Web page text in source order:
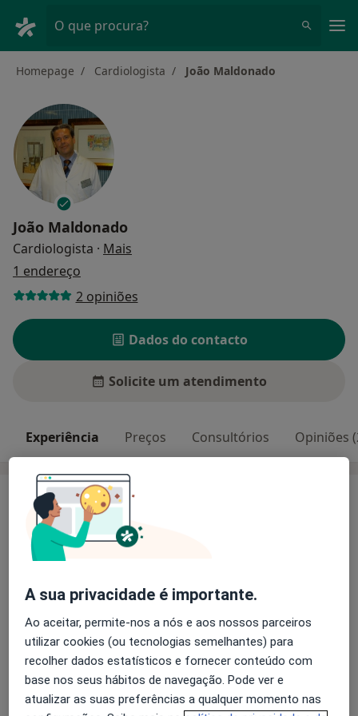
O que procura?
Homepage Cardiologista João Maldonado
João Maldonado
Cardiologista · Mais
1 endereço
2 opiniões
Dados do contacto
Solicite um atendimento
Experiência Preços Consultórios Opiniões
Experiência
Em 1984, Licenciou-se em Medicina, na Faculdade de
Medicina da Universidade de Coimbra.
Em 1993 foi-lhe atribuído o título de Especialista
dos Médicos.
É Assistente Graduado de Cardiologia desde 1998.
Foi elemento integrante da Unidade de Hipertensão
arterial do Serviço de Cardiologia dos Hospitais da
Universidade de Coimbra até 2002.
É Especialista Europeu de Hipertensão Arterial, pela
maisSobre mim
Principais doenças tratadas
Cardiopatias
A sua privacidade é importante.
Ao aceitar, permite-nos a nós e aos nossos parceiros
utilizar cookies (ou tecnologias semelhantes) para
recolher dados estatísticos e fornecer conteúdo com
base nos seus hábitos de navegação. Pode ver e
atualizar as suas preferências a qualquer momento nas